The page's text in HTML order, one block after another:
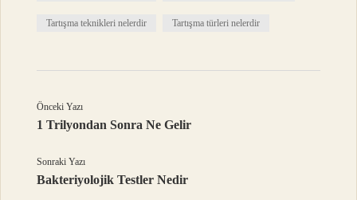
Tartışma teknikleri nelerdir Tartışma türleri nelerdir
Önceki Yazı
1 Trilyondan Sonra Ne Gelir
Sonraki Yazı
Bakteriyolojik Testler Nedir